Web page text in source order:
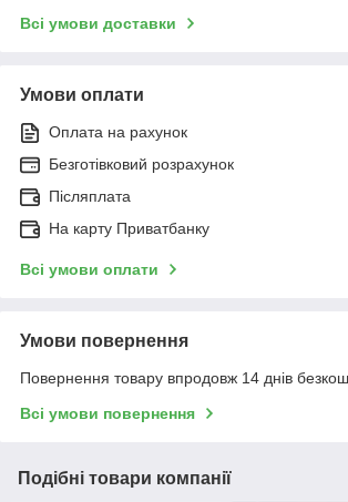
Всі умови доставки
Умови оплати
Оплата на рахунок
Безготівковий розрахунок
Післяплата
На карту Приватбанку
Всі умови оплати
Умови повернення
Повернення товару впродовж 14 днів
Всі умови повернення
Подібні товари компанії